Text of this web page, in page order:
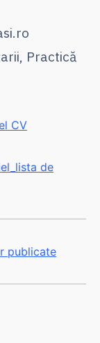
Practică
CV
de
publicate